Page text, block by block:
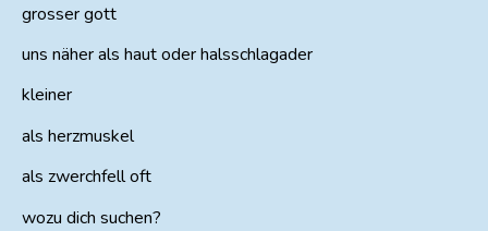
grosser gott
uns näher als haut oder halsschlagader
kleiner
als herzmuskel
als zwerchfell oft
wozu dich suchen?